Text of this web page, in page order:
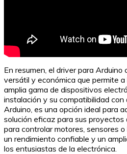
En resumen, el driver para Arduino
versátil y económica que permite
amplia gama de dispositivos
instalación y su compatibilidad
Arduino, es una opción ideal para
solución eficaz para sus proyectos
para controlar motores, sensores
un rendimiento confiable y un
los entusiastas de la electrónica.